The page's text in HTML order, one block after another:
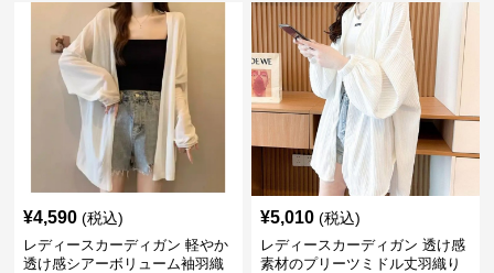
¥4,590 (税込)
レディースカーディガン 軽やか
透け感シアーボリューム袖羽織
¥5,010 (税込)
レディースカーディガン 透け感
素材のプリーツミドル丈羽織り